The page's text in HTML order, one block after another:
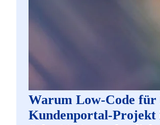
Warum Low-Code
Kundenportal-Projekt